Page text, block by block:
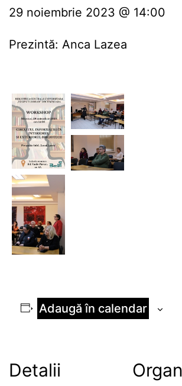
29 noiembrie 2023 @ 14:00
Prezintă: Anca Lazea
Adaugă în calendar
Detalii